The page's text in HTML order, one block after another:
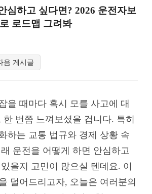
심하고 싶다면? 2026 운전자보
로드맵 그려봐
음 게시글
을 때마다 혹시 모를 사고에 대
한 번쯤 느껴보셨을 겁니다. 특히
하는 교통 법규와 경제 상황 속
운전을 어떻게 하면 안심하고
을지 고민이 많으실 텐데요. 이
덜어드리고자, 오늘은 여러분의